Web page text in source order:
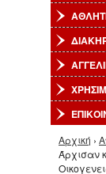
Αρχική ›
Άρχισαν